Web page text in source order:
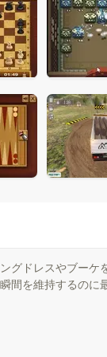
グドレスやブーケ
間を維持するのに